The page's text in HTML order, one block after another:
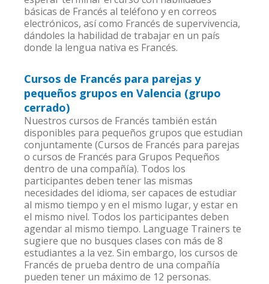
básicas de Francés al teléfono y en correos
electrónicos, así como Francés de supervivencia,
dándoles la habilidad de trabajar en un país
donde la lengua nativa es Francés.
Cursos de Francés para parejas y
pequeños grupos en Valencia (grupo
cerrado)
Nuestros cursos de Francés también están
disponibles para pequeños grupos que estudian
conjuntamente (Cursos de Francés para parejas
o cursos de Francés para Grupos Pequeños
dentro de una compañía). Todos los
participantes deben tener las mismas
necesidades del idioma, ser capaces de estudiar
al mismo tiempo y en el mismo lugar, y estar en
el mismo nivel. Todos los participantes deben
agendar al mismo tiempo. Language Trainers te
sugiere que no busques clases con más de 8
estudiantes a la vez. Sin embargo, los cursos de
Francés de prueba dentro de una compañía
pueden tener un máximo de 12 personas.